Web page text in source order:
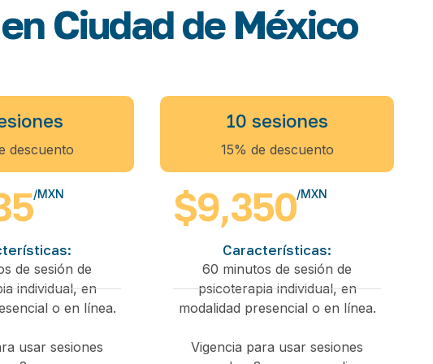
Ciudad de México
descuento
/MXN
de sesión de
individual, en
o en línea.
usar sesiones
10 sesiones
15% de descuento
$9,350/MXN
Características:
60 minutos de sesión de
psicoterapia individual, en
modalidad presencial o en línea.
Vigencia para usar sesiones